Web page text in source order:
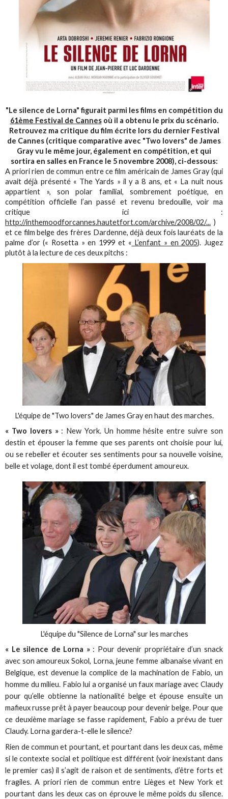
"Le silence de Lorna" figurait parmi les films en compétition du
61ème Festival de Cannes où il a obtenu le prix du scénario.
Retrouvez ma critique du film écrite lors du dernier Festival
de Cannes (critique comparative avec "Two lovers" de James
Gray vu le même jour, également en compétition, et qui
sortira en salles en France le 5 novembre 2008), ci-dessous:
A priori rien de commun entre ce film américain de James Gray (qui
avait déjà présenté « The Yards » il y a 8 ans, et « La nuit nous
appartient », son polar familial, sombrement poétique, en
compétition officielle l’an passé et revenu bredouille, voir ma
critique ici :
http://inthemoodforcannes.hautetfort.com/archive/2008/02/... )
et ce film belge des frères Dardenne, déjà deux fois lauréats de la
palme d’or (« Rosetta » en 1999 et « L’enfant » en 2005). Jugez
plutôt à la lecture de ces deux pitchs :
L'équipe de "Two lovers" de James Gray en haut des marches.
« Two lovers »: New York. Un homme hésite entre suivre son
destin et épouser la femme que ses parents ont choisie pour lui,
ou se rebeller et écouter ses sentiments pour sa nouvelle voisine,
belle et volage, dont il est tombé éperdument amoureux.
L'équipe du "Silence de Lorna" sur les marches
« Le silence de Lorna »: Pour devenir propriétaire d’un snack
avec son amoureux Sokol, Lorna, jeune femme albanaise vivant en
Belgique, est devenue la complice de la machination de Fabio, un
homme du milieu. Fabio lui a organisé un faux mariage avec Claudy
pour qu’elle obtienne la nationalité belge et épouse ensuite un
mafieux russe prêt à payer beaucoup pour devenir belge. Pour que
ce deuxième mariage se fasse rapidement, Fabio a prévu de tuer
Claudy. Lorna gardera-t-elle le silence?
Rien de commun et pourtant, et pourtant dans les deux cas, même
si le contexte social et politique est différent (voir inexistant dans
le premier cas) il s’agit de raison et de sentiments, d’être forts et
fragiles. A priori rien de commun entre Lièges et New York et
pourtant dans les deux cas on éprouve le même poids du silence.